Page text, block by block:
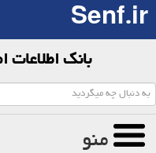
Senf.ir
بانک
منو